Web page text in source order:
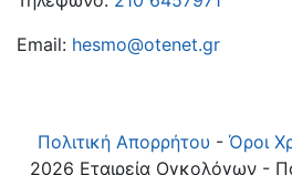
Email: hesmo@otenet.gr
Πολιτική Απορρήτου - Όροι
2026 Εταιρεία Ογκολόγων -